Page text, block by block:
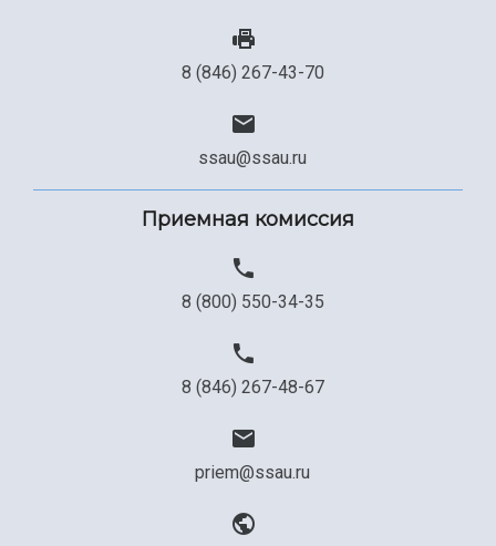
8 (846) 267-43-70
ssau@ssau.ru
Приемная комиссия
8 (800) 550-34-35
8 (846) 267-48-67
priem@ssau.ru